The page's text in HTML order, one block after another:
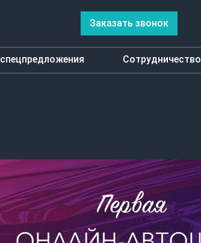
Заказать звонок
Сотрудничество